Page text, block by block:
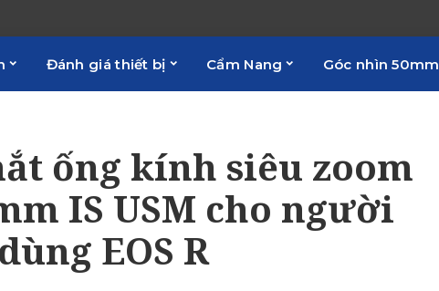
Đánh giá thiết bị Cẩm Nang Góc nhìn 50mm
ống kính siêu zoom
IS USM cho người
dùng EOS R